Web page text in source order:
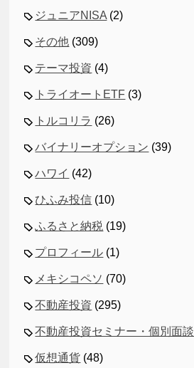
ジュニアNISA (2)
その他 (309)
テーマ投資 (4)
トライオートETF (3)
トルコリラ (26)
バイナリーオプション (39)
ハワイ (42)
ひふみ投信 (10)
ふるさと納税 (19)
プロフィール (1)
メキシコペソ (70)
不動産投資 (295)
不動産投資セミナー・個別面談
仮想通貨 (48)